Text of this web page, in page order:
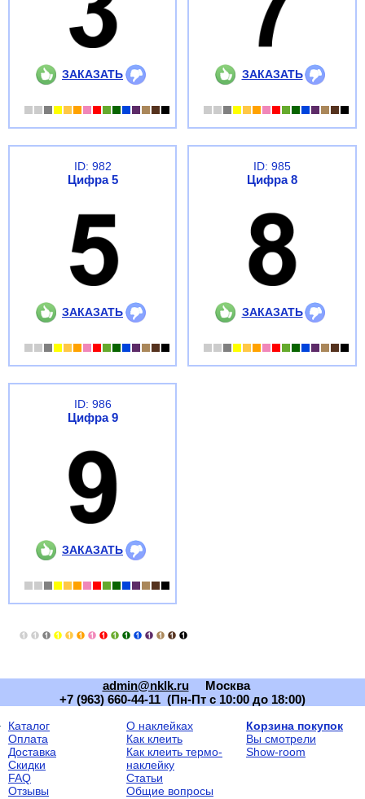
ЗАКАЗАТЬ ЗАКАЗАТЬ
ID: 982
Цифра 5
ЗАКАЗАТЬ
ID: 985
Цифра 8
ЗАКАЗАТЬ
ID: 986
Цифра 9
ЗАКАЗАТЬ
admin@nklk.ru
Москва
+7 (963) 660-44-11 (Пн-Пт с 10:00 до 18:00)
Каталог
Оплата
Доставка
Скидки
FAQ
Отзывы
О наклейках
Как клеить
Как клеить термо-
наклейку
Статьи
Общие вопросы
Корзина покупок
Вы смотрели
Show-room